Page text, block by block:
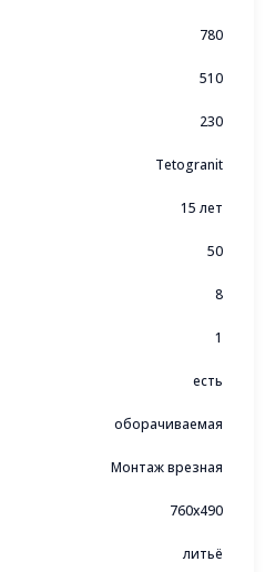
780
510
230
Tetogranit
15 лет
50
8
1
есть
оборачиваемая
Монтаж врезная
760x490
литьё